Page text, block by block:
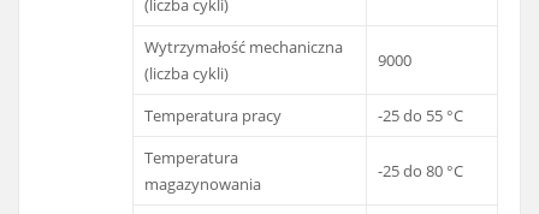
(liczba cykli)
Wytrzymałość mechaniczna
(liczba cykli)
9000
Temperatura pracy
-25 do 55 °C
Temperatura
magazynowania
-25 do 80 °C